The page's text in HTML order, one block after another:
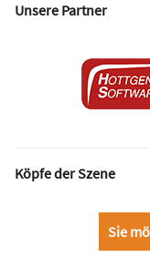
Unsere Partner
Köpfe der Szene
Sie